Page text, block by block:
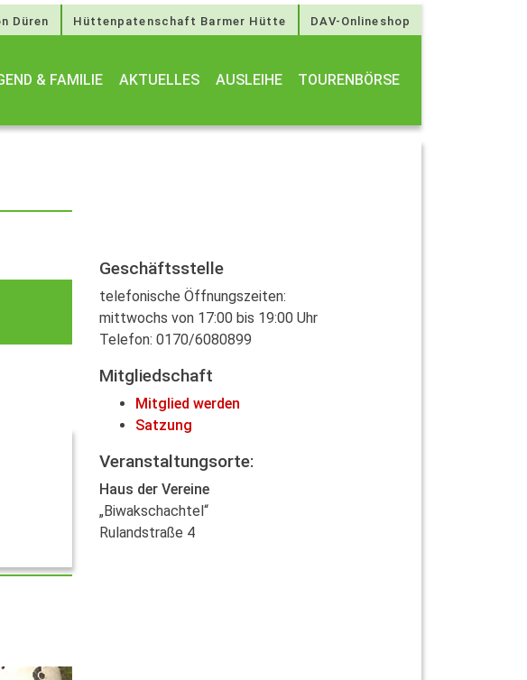
Düren Hüttenpatenschaft Barmer Hütte DAV-Onlineshop
& FAMILIE AKTUELLES AUSLEIHE TOURENBÖRSE
Geschäftsstelle
telefonische Öffnungszeiten:
mittwochs von 17:00 bis 19:00 Uhr
Telefon: 0170/6080899
Mitgliedschaft
Mitglied werden
Satzung
Veranstaltungsorte:
Haus der Vereine
„Biwakschachtel“
Rulandstraße 4